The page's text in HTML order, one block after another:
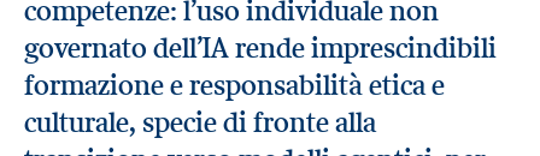
competenze: l’uso individuale non
governato dell’IA rende imprescindibili
formazione e responsabilità etica e
culturale, specie di fronte alla